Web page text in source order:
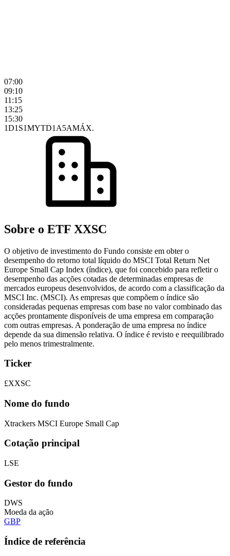
07:00
09:10
11:15
13:25
15:30
1D1S1MYTD1A5AMÁX.
Sobre o ETF XXSC
O objetivo de investimento do Fundo consiste em obter o
desempenho do retorno total líquido do MSCI Total Return Net
Europe Small Cap Index (índice), que foi concebido para refletir o
desempenho das acções cotadas de determinadas empresas de
mercados europeus desenvolvidos, de acordo com a classificação da
MSCI Inc. (MSCI). As empresas que compõem o índice são
consideradas pequenas empresas com base no valor combinado das
acções prontamente disponíveis de uma empresa em comparação
com outras empresas. A ponderação de uma empresa no índice
depende da sua dimensão relativa. O índice é revisto e reequilibrado
pelo menos trimestralmente.
Ticker
£XXSC
Nome do fundo
Xtrackers MSCI Europe Small Cap
Cotação principal
LSE
Gestor do fundo
DWS
Moeda da ação
GBP
Índice de referência